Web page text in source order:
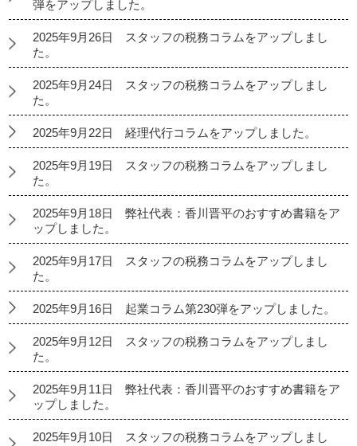
弾をアップしました。
2025年9月26日 スタッフの税務コラムをアップしまし
た。
2025年9月24日 スタッフの税務コラムをアップしまし
た。
2025年9月22日 経理代行コラムをアップしました。
2025年9月19日 スタッフの税務コラムをアップしまし
た。
2025年9月18日 弊社代表：香川晋平のおすすめ書籍をア
ップしました。
2025年9月17日 スタッフの税務コラムをアップしまし
た。
2025年9月16日 起業コラム第230弾をアップしました。
2025年9月12日 スタッフの税務コラムをアップしまし
た。
2025年9月11日 弊社代表：香川晋平のおすすめ書籍をア
ップしました。
2025年9月10日 スタッフの税務コラムをアップしまし